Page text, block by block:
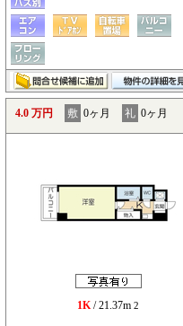
4.0 万円 敷 0ヶ月 礼 0ヶ月
1K/ 21.37m 2